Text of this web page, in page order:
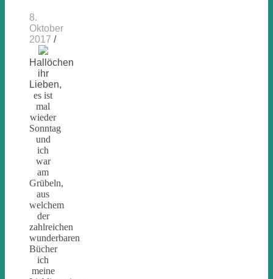
8.
Oktober
2017 /
Hallöchen
ihr
Lieben,
es ist
mal
wieder
Sonntag
und
ich
war
am
Grübeln,
aus
welchem
der
zahlreichen
wunderbaren
Bücher
ich
meine